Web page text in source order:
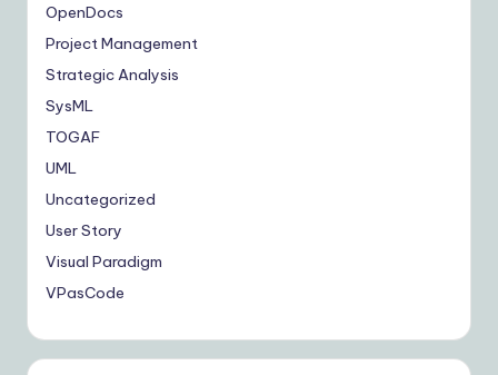
OpenDocs
Project Management
Strategic Analysis
SysML
TOGAF
UML
Uncategorized
User Story
Visual Paradigm
VPasCode